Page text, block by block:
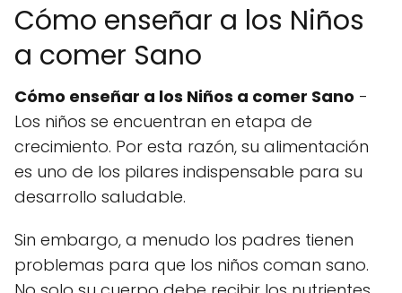
Cómo enseñar a los Niños
a comer Sano
Cómo enseñar a los Niños a comer Sano -
Los niños se encuentran en etapa de
crecimiento. Por esta razón, su alimentación
es uno de los pilares indispensable para su
desarrollo saludable.
Sin embargo, a menudo los padres tienen
problemas para que los niños coman sano.